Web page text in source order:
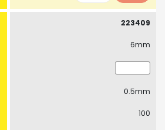
223409
6mm
0.5mm
100